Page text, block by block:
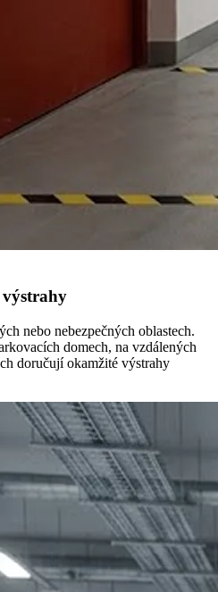
výstrahy
nebo nebezpečných oblastech.
domech, na vzdálených
doručují okamžité výstrahy